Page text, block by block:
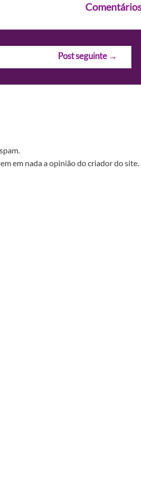
Post seguinte →
em nada a opinião do criador do site.